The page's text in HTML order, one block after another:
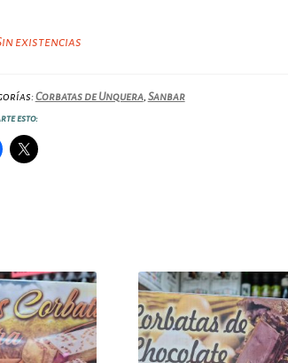
existencias
Corbatas de Unquera, Sanbar
esto: